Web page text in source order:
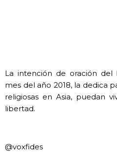
La intención de oración
mes del año 2018, la dedica
religiosas en Asia, puedan
libertad.
@voxfides